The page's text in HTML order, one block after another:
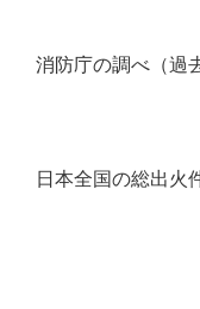
消防庁の調べ（過
日本全国の総出火